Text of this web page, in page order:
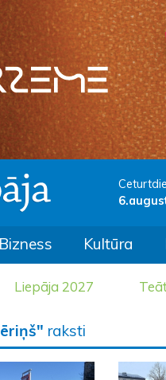
Bizness Kultūra
Liepāja 2027
raksti